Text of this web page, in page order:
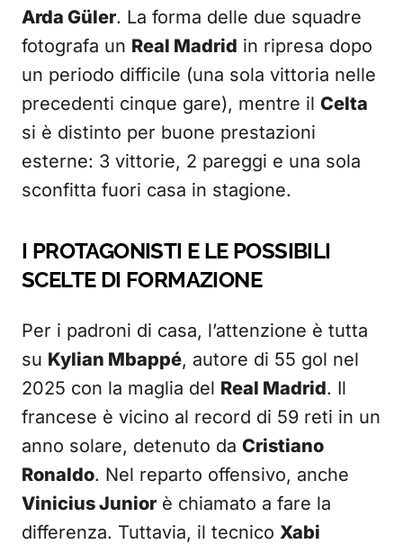
Arda Güler. La forma delle due squadre
fotografa un Real Madrid in ripresa dopo
un periodo difficile (una sola vittoria nelle
precedenti cinque gare), mentre il Celta
si è distinto per buone prestazioni
esterne: 3 vittorie, 2 pareggi e una sola
sconfitta fuori casa in stagione.
I PROTAGONISTI E LE POSSIBILI
SCELTE DI FORMAZIONE
Per i padroni di casa, l’attenzione è tutta
su Kylian Mbappé, autore di 55 gol nel
2025 con la maglia del Real Madrid. Il
francese è vicino al record di 59 reti in un
anno solare, detenuto da Cristiano
Ronaldo. Nel reparto offensivo, anche
Vinicius Junior è chiamato a fare la
differenza. Tuttavia, il tecnico Xabi